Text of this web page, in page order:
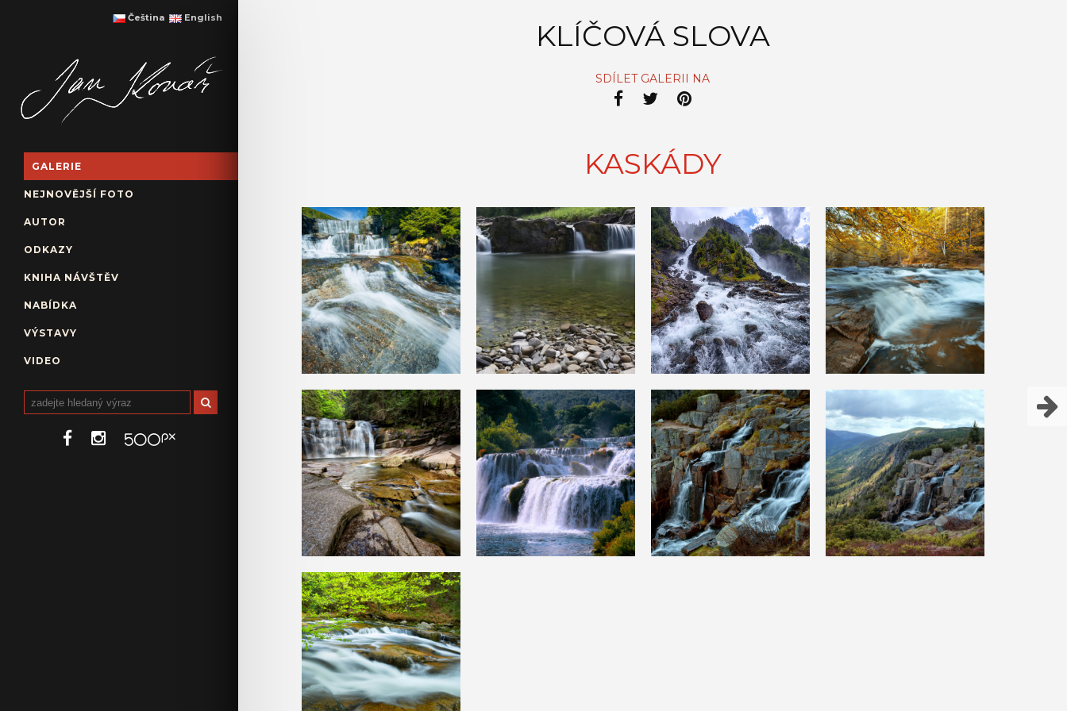
Čeština English
GALERIE
NEJNOVĚJŠÍ FOTO
AUTOR
ODKAZY
KNIHA NÁVŠTĚV
NABÍDKA
VÝSTAVY
VIDEO
KLÍČOVÁ SLOVA
SDÍLET GALERII NA
KASKÁDY